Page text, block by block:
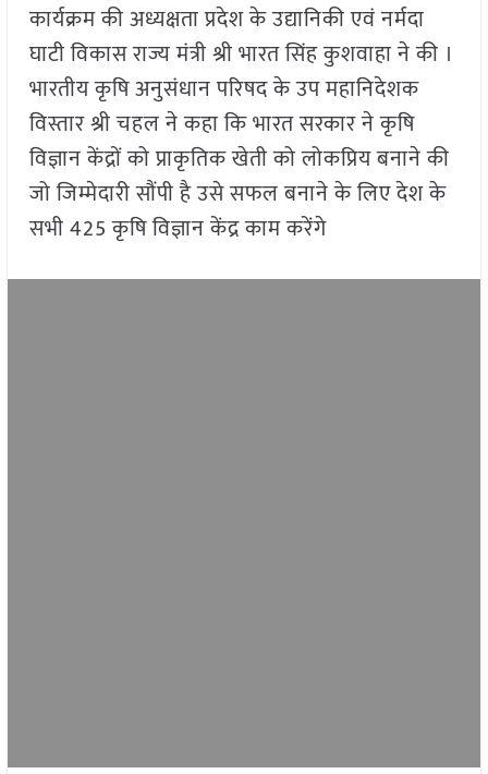
कार्यक्रम की अध्यक्षता प्रदेश के उद्यानिकी एवं नर्मदा
घाटी विकास राज्य मंत्री श्री भारत सिंह कुशवाहा ने की ।
भारतीय कृषि अनुसंधान परिषद के उप महानिदेशक
विस्तार श्री चहल ने कहा कि भारत सरकार ने कृषि
विज्ञान केंद्रों को प्राकृतिक खेती को लोकप्रिय बनाने की
जो जिम्मेदारी सौंपी है उसे सफल बनाने के लिए देश के
सभी 425 कृषि विज्ञान केंद्र काम करेंगे